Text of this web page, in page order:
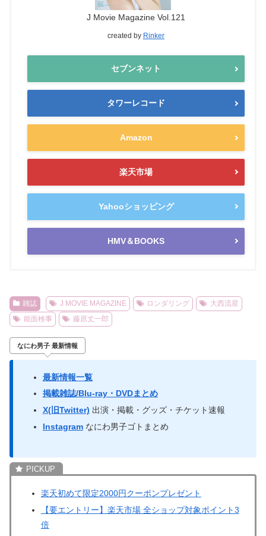
J Movie Magazine Vol.121
created by Rinker
セブンネット
タワーレコード
Amazon
楽天市場
Yahooショッピング
HMV＆BOOKS
雑誌 J MOVIE MAGAZINE ロンダリング
大西流星
能面検事
藤原丈一郎
なにわ男子 最新情報
最新情報一覧
掲載雑誌/Blu-ray・DVDまとめ
X(旧Twitter) 出演・掲載・グッズ・チケット速報
Instagramなにわ男子ゴトまとめ
楽天初めて限定2000円クーポンプレゼント
【要エントリー】楽天市場 全ショップ対象ポイント3
倍